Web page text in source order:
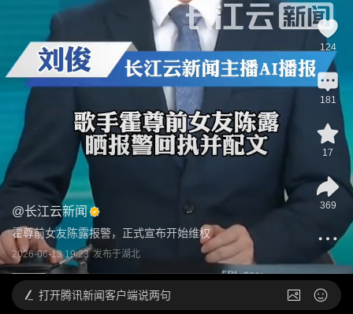
@长江云新闻
霍尊前女友陈露报警，正式宣布开始维权
2026-06-13 19:23 发布于湖北
124
181
17
369
打开腾讯新闻客户端说两句